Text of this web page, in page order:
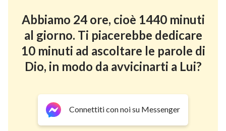
l’espressione massima di come Giobbe si sentisse e
dimostrano completamente la sua perfezione e la
sua rettitudine nei confronti di tutti. Allo stesso
tempo, come Giobbe aveva desiderato, la sua fede,
veramente nobilitati. Naturalmente, questa
nobilitazione era proprio l’effetto atteso da Dio
Abbiamo 24 ore, cioè 1440 minuti
al giorno. Ti piacerebbe dedicare
10 minuti ad ascoltare le parole di
Dio, in modo da avvicinarti a Lui?
Connettiti con noi su Messenger